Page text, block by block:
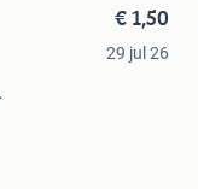
€ 1,50
29 jul 26